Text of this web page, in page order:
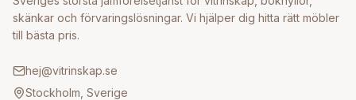
skänkar och förvaringslösningar. Vi hjälper dig hitta rätt möbler
till bästa pris.
hej@vitrinskap.se
Stockholm, Sverige